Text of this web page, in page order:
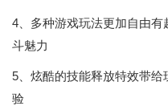
4、多种游戏玩法更加自由
斗魅力
5、炫酷的技能释放特效带
验